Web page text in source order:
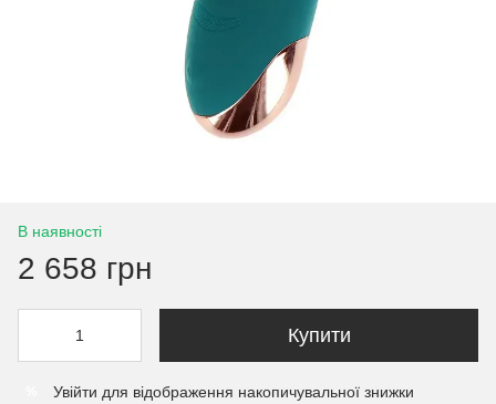
В наявності
2 658 грн
Купити
Увійти для відображення накопичувальної знижки